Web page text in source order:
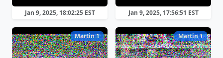
Jan 9, 2025, 18:02:25 EST Jan 9, 2025, 17:56:51 EST
Martin 1 Martin 1